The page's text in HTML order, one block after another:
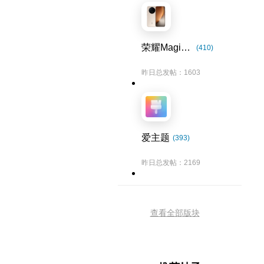
荣耀Magic8系列 (410)
昨日总发帖：1603
爱主题 (393)
昨日总发帖：2169
查看全部版块